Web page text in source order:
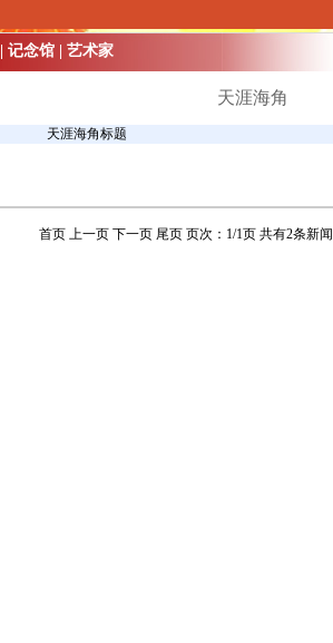
记念馆 艺术家
天涯海角
天涯海角标题
首页 上一页 下一页 尾页 页次： 1/1页 共有2条新闻